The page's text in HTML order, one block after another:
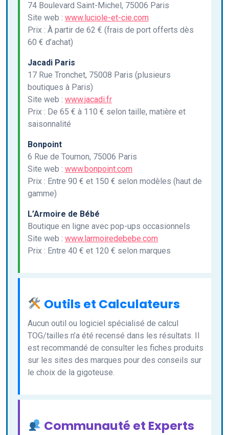
74 Boulevard Saint-Michel, 75006 Paris
Site web : www.luciole-et-cie.com
Prix : À partir de 62 € (frais de port offerts dès
60 € d’achat)
Jacadi Paris
17 Rue Tronchet, 75008 Paris (plusieurs
boutiques à Paris)
Site web : www.jacadi.fr
Prix : De 65 € à 110 € selon taille, matière et
saisonnalité
Bonpoint
6 Rue de Tournon, 75006 Paris
Site web : www.bonpoint.com
Prix : Entre 90 € et 150 € selon modèles (haut de
gamme)
L’Armoire de Bébé
Boutique en ligne avec pop-ups occasionnels
Site web : www.larmoiredebebe.com
Prix : Entre 40 € et 120 € selon marques
Outils et Calculateurs
Aucun outil ou logiciel spécialisé de calcul
TOG/tailles n’a été recensé dans les résultats. Il
est recommandé de consulter les fiches produits
sur les sites des marques pour des conseils sur
le choix de la gigoteuse.
Communauté et Experts